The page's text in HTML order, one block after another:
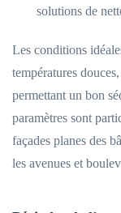
solutions de
Les conditions
températures
permettant un bon
paramètres sont
façades planes des
les avenues et